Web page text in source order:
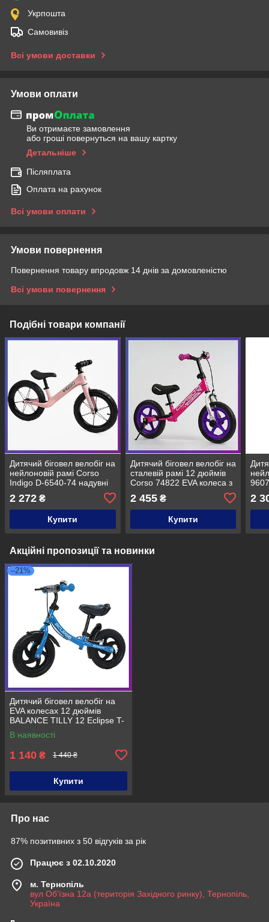
Укрпошта
Самовивіз
Всі умови доставки
Умови оплати
Ви отримаєте замовлення
або гроші повернуться на вашу картку
Детальніше
Післяплата
Оплата на рахунок
Всі умови оплати
Умови повернення
Повернення товару впродовж 14 днів за домовленістю
Всі умови повернення
Подібні товари компанії
Дитячий біговел велобіг на
нейлоновій рамі Corso
Indigo D-6540-74 надувні
колеса 14 дюймів Рожевий
2 272 ₴
Купити
Дитячий біговел велобіг на
сталевій рамі 12 дюймів
Corso 74822 EVA колеса з
ручним гальмом підніжка
рожевий
2 455₴
Купити
2
Акційні пропозиції та новинки
–21%
Дитячий біговел велобіг на
EVA колесах 12 дюймів
BALANCE TILLY 12 Eclipse T-
21254 Блакитний
В наявності
1 140 ₴ 1 440 ₴
Купити
Про нас
87% позитивних з 50 відгуків за рік
Працює з 02.10.2020
м. Тернопіль
вул Об'їзна 12а (територія Західного ринку), Тернопіль,
Україна